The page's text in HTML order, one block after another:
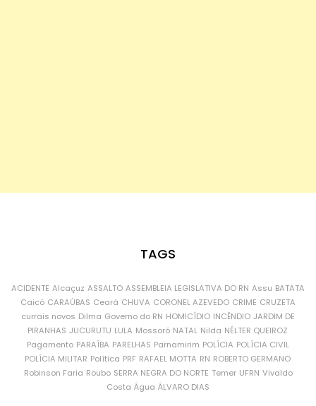
TAGS
ACIDENTE Alcaçuz ASSALTO ASSEMBLEIA LEGISLATIVA DO RN Assu BATATA
Caicó CARAÚBAS Ceará CHUVA CORONEL AZEVEDO CRIME CRUZETA
currais novos Dilma Governo do RN HOMICÍDIO INCÊNDIO JARDIM DE
PIRANHAS JUCURUTU LULA Mossoró NATAL Nilda NÉLTER QUEIROZ
Pagamento PARAÍBA PARELHAS Parnamirim POLÍCIA POLÍCIA CIVIL
POLÍCIA MILITAR Política PRF RAFAEL MOTTA RN ROBERTO GERMANO
Robinson Faria Roubo SERRA NEGRA DO NORTE Temer UFRN Vivaldo
Costa Água ÁLVARO DIAS